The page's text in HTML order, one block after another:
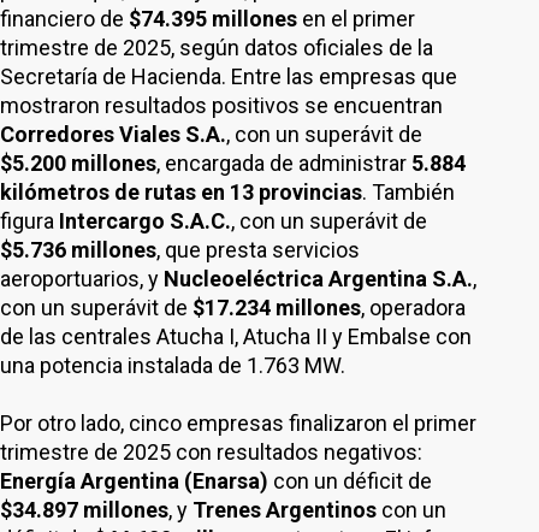
financiero de $74.395 millones en el primer
trimestre de 2025, según datos oficiales de la
Secretaría de Hacienda. Entre las empresas que
mostraron resultados positivos se encuentran
Corredores Viales S.A., con un superávit de
$5.200 millones, encargada de administrar 5.884
kilómetros de rutas en 13 provincias. También
figura Intercargo S.A.C., con un superávit de
$5.736 millones, que presta servicios
aeroportuarios, y Nucleoeléctrica Argentina S.A.,
con un superávit de $17.234 millones, operadora
de las centrales Atucha I, Atucha II y Embalse con
una potencia instalada de 1.763 MW.
Por otro lado, cinco empresas finalizaron el primer
trimestre de 2025 con resultados negativos:
Energía Argentina (Enarsa) con un déficit de
$34.897 millones, y Trenes Argentinos con un